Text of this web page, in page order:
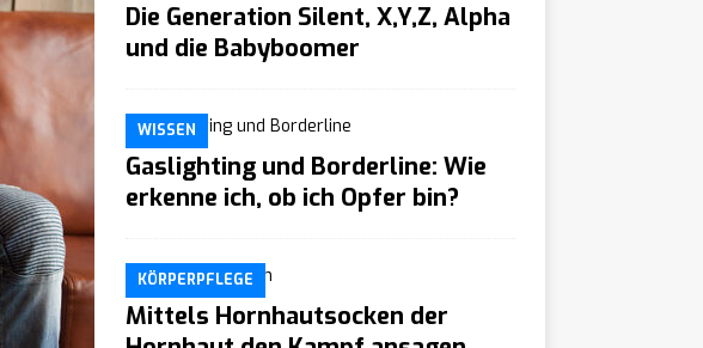
Die Generation Silent, X,Y,Z, Alpha
und die Babyboomer
WISSEN
Gaslighting und Borderline: Wie
erkenne ich, ob ich Opfer bin?
KÖRPERPFLEGE
Mittels Hornhautsocken der